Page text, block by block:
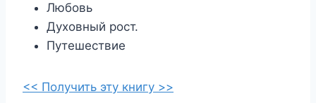
Любовь
Духовный рост.
Путешествие
<< Получить эту книгу >>